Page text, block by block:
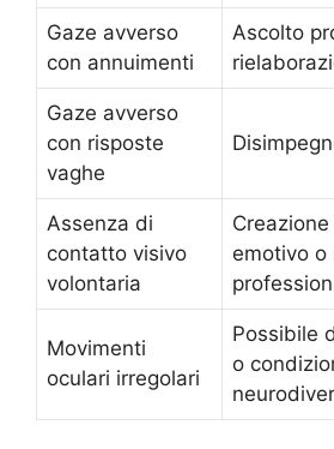
Gaze avverso
con annuimenti
Ascolto
Gaze avverso
con risposte
vaghe
Assenza di
contatto visivo
volontaria
emotivo o
Movimenti
oculari irregolari
Possibile
o